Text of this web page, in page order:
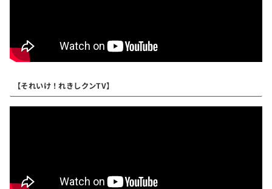
【それいけ！れきしクンTV】